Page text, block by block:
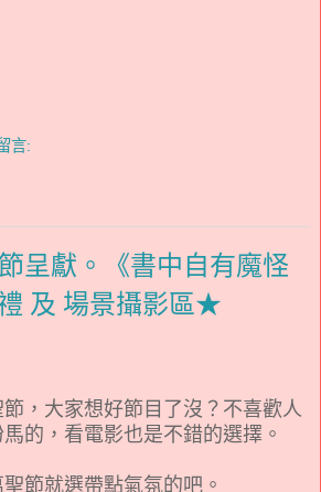
言:
呈獻。《書中自有魔怪
及 場景攝影區★
，大家想好節目了沒？不喜歡人
的，看電影也是不錯的選擇。
節就選帶點氣氛的吧。